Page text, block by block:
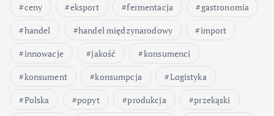
ceny
eksport fermentacja
gastronomia
handel
handel międzynarodowy
import
innowacje
jakość
konsumenci
konsument
konsumpcja
Logistyka
Polska
popyt produkcja
przekąski